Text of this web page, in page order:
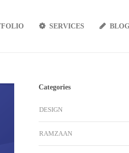
SERVICES
Categories
DESIGN
RAMZAAN